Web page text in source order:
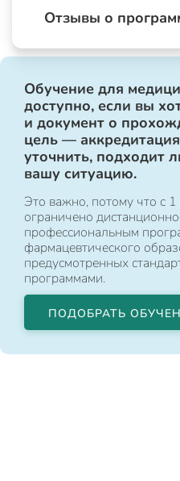
Отзывы о
Обучение для
доступно, если вы
и документ о
цель —
уточнить, подходит
вашу ситуацию.
Это важно, потому что с
ограничено
профессиональным
фармацевтического
предусмотренных
программами.
ПОДОБРАТЬ